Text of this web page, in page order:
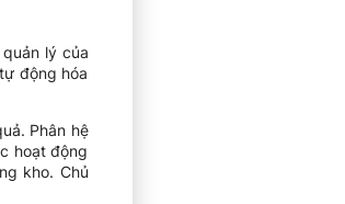
lý của
động hóa
Phân hệ
hoạt động
kho. Chủ